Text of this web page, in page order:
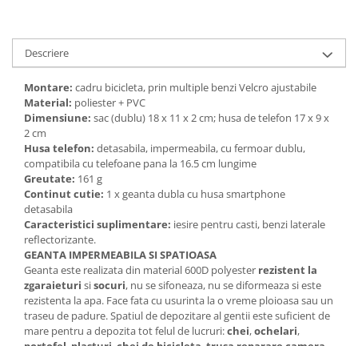
Descriere
Montare: cadru bicicleta, prin multiple benzi Velcro ajustabile
Material: poliester + PVC
Dimensiune: sac (dublu) 18 x 11 x 2 cm; husa de telefon 17 x 9 x
2 cm
Husa telefon: detasabila, impermeabila, cu fermoar dublu,
compatibila cu telefoane pana la 16.5 cm lungime
Greutate: 161 g
Continut cutie: 1 x geanta dubla cu husa smartphone
detasabila
Caracteristici suplimentare: iesire pentru casti, benzi laterale
reflectorizante.
GEANTA IMPERMEABILA SI SPATIOASA
Geanta este realizata din material 600D polyester rezistent la
zgaraieturi sisocuri, nu se sifoneaza, nu se diformeaza si este
rezistenta la apa. Face fata cu usurinta la o vreme ploioasa sau un
traseu de padure. Spatiul de depozitare al gentii este suficient de
mare pentru a depozita tot felul de lucruri:chei,ochelari,